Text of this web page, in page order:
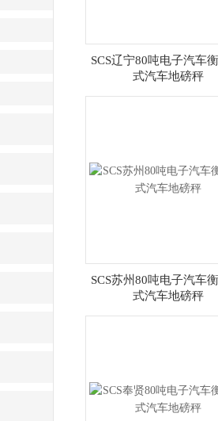
SCS辽宁80吨电子汽车
式汽车地磅秤
SCS苏州80吨电子汽车
式汽车地磅秤